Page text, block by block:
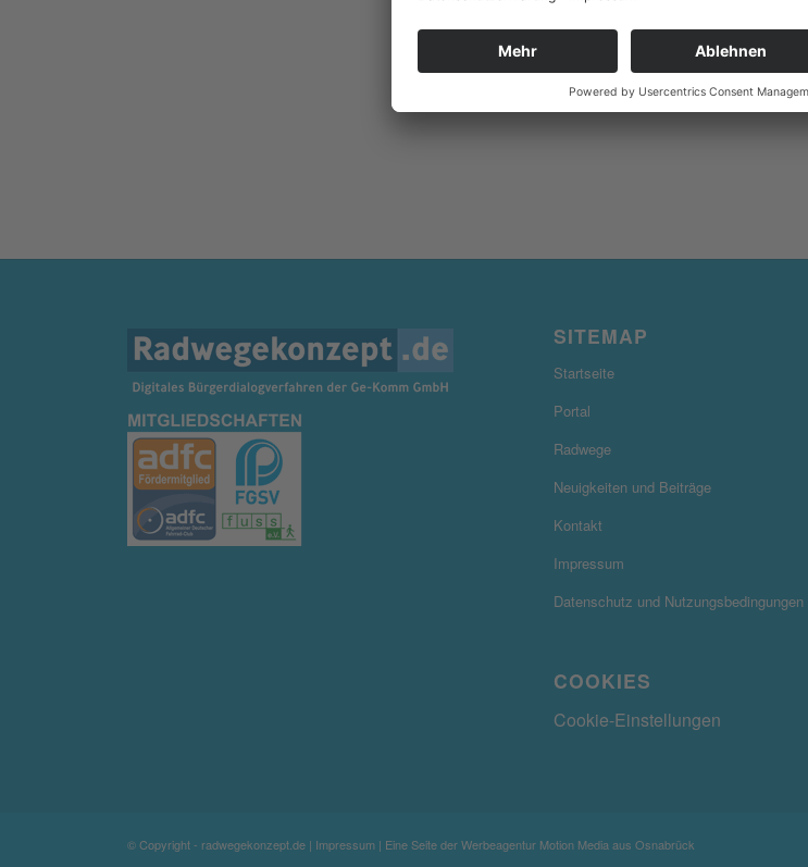
SITEMAP
Startseite
Portal
Radwege
Neuigkeiten und Beiträge
Kontakt
Impressum
Datenschutz und Nutzungsbedingungen
COOKIES
Cookie-Einstellungen
© Copyright - radwegekonzept.de | Impressum | Eine Seite der Werbeagentur Motion Media aus Osnabrück